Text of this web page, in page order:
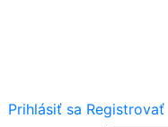
Prihlásiť sa Registrovať